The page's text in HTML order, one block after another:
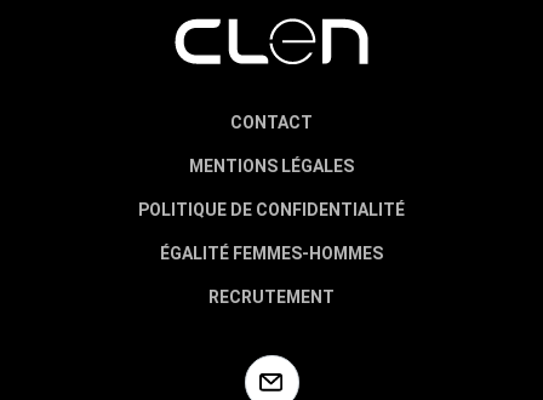
CONTACT
MENTIONS LÉGALES
POLITIQUE DE CONFIDENTIALITÉ
ÉGALITÉ FEMMES-HOMMES
RECRUTEMENT